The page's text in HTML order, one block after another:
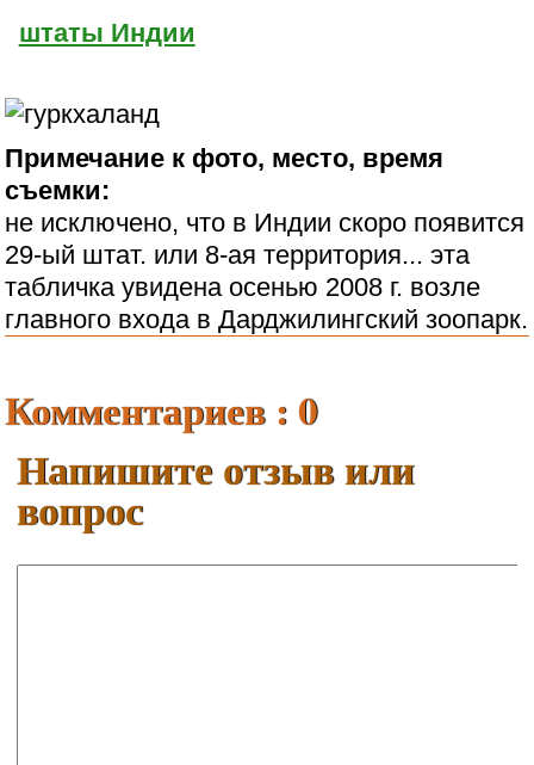
штаты Индии
Примечание к фото, место, время
съемки:
не исключено, что в Индии скоро появится
29-ый штат. или 8-ая территория... эта
табличка увидена осенью 2008 г. возле
главного входа в Дарджилингский зоопарк.
Комментариев : 0
Напишите отзыв или
вопрос